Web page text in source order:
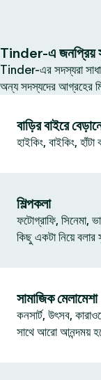
Tinder-এ জনপ্রিয়
Tinder-এর সদস্যরা
অন্য সদস্যদের আগ্রহের
বাড়ির বাইরে
হাইকিং, বাইকিং,
শিল্পকলা
ফটোগ্রাফি, সিনেমা,
কিছু একটা নিয়ে
সামাজিক মেলামেশা
কনসার্ট, উৎসব,
সাথে আরো আনন্দময়